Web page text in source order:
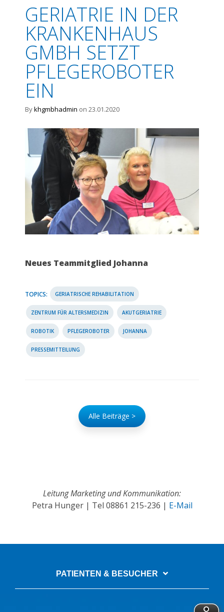
GERIATRIE IN DER
KRANKENHAUS
GMBH SETZT
PFLEGEROBOTER
EIN
Bykhgmbhadmin on 23.01.2020
Neues Teammitglied Johanna
TOPICS: GERIATRISCHE REHABILITATION
ZENTRUM FÜR ALTERSMEDIZIN AKUTGERIATRIE
ROBOTIK PFLEGEROBOTER JOHANNA
PRESSEMITTEILUNG
Alle Beiträge >
Leitung Marketing und Kommunikation:
Petra Hunger | Tel 08861 215-236 | E-Mail
PATIENTEN & BESUCHER